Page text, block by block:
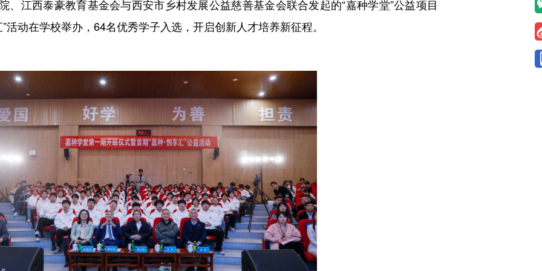
、江西泰豪教育基金会与西安市乡村发展公益慈善基金会联合发起的“嘉种学堂”公益项目
活动在学校举办，64名优秀学子入选，开启创新人才培养新征程。